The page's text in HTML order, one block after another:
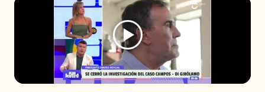
Programas
Club De La Comedia
Contigo en Directo
Plan Perfecto